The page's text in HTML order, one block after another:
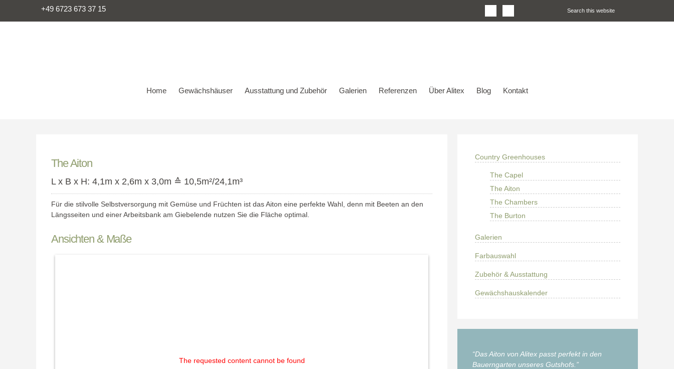
+49 6723 673 37 15
Home Gewächshäuser Ausstattung und Zubehör Galerien Referenzen Über Alitex Blog Kontakt
The Aiton
L x B x H: 4,1m x 2,6m x 3,0m ≙ 10,5m²/24,1m³
Für die stilvolle Selbstversorgung mit Gemüse und Früchten ist das Aiton eine perfekte Wahl, denn mit Beeten an den
Längsseiten und einer Arbeitsbank am Giebelende nutzen Sie die Fläche optimal.
Ansichten & Maße
The requested content cannot be found
Country Greenhouses
The Capel
The Aiton
The Chambers
The Burton
Galerien
Farbauswahl
Zubehör & Ausstattung
Gewächshauskalender
“Das Aiton von Alitex passt perfekt in den
Bauerngarten unseres Gutshofs.”